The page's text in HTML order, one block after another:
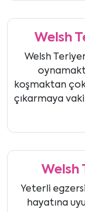
Welsh
Welsh
koşmaktan
çıkarmaya
Welsh
Yeterli
hayatına